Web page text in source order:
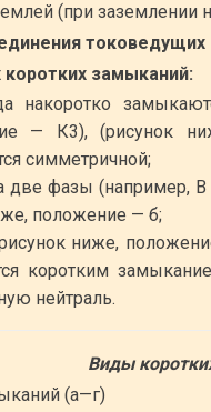
(при заземлении
замыканий:
накоротко
— К3), (рисунок
симметричной;
две фазы (например,
положение — б;
ниже,
коротким
нейтраль.
Виды